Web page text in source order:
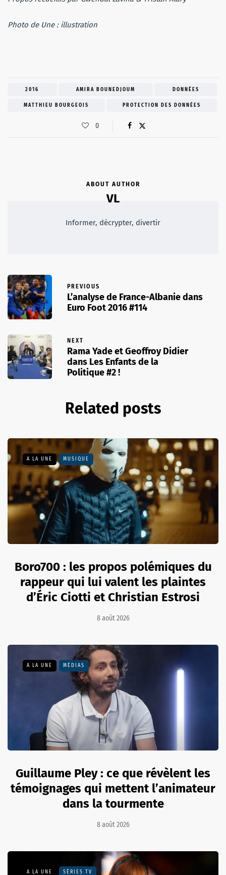
Photo de Une : illustration
2016 AMIRA BOUNEDJOUM DONNÉES
MATTHIEU BOURGEOIS PROTECTION DES DONNÉES
0
ABOUT AUTHOR
VL
Informer, décrypter, divertir
PREVIOUS
L’analyse de France-Albanie dans
Euro Foot 2016 #114
NEXT
Rama Yade et Geoffroy Didier
dans Les Enfants de la
Politique #2 !
Related posts
A LA UNE MUSIQUE
Boro700 : les propos polémiques du
rappeur qui lui valent les plaintes
d’Éric Ciotti et Christian Estrosi
8 août 2026
A LA UNE MÉDIAS
Guillaume Pley : ce que révèlent les
témoignages qui mettent l’animateur
dans la tourmente
8 août 2026
A LA UNE SÉRIES TV